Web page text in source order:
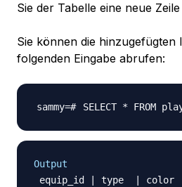
Sie der Tabelle eine neue
Sie können die
folgenden Eingabe abrufen:
SELECT * FROM
Output
equip_id | type  |